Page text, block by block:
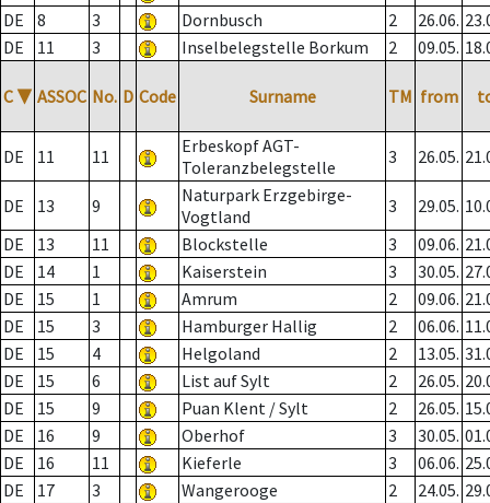
DE
8 3 Dornbusch 2 26.06.
DE
11 3 Inselbelegstelle Borkum 2 09.05.
C ▼ ASSOC No. D Code Surname TM from
DE 11 11
Erbeskopf AGT-
Toleranzbelegstelle
3 26.05.
DE 13 9
Naturpark Erzgebirge-
Vogtland
3 29.05.
DE
13 11 Blockstelle 3 09.06.
DE
14 1 Kaiserstein 3 30.05.
DE
15 1 Amrum 2 09.06.
DE
15 3 Hamburger Hallig 2 06.06.
DE
15 4 Helgoland 2 13.05.
DE
15 6 List auf Sylt 2 26.05.
DE
15 9 Puan Klent / Sylt 2 26.05.
DE
16 9 Oberhof 3 30.05.
DE
16 11 Kieferle 3 06.06.
DE
17 3 Wangerooge 2 24.05.